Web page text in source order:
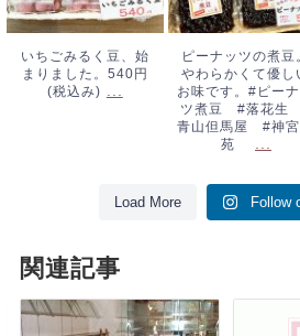
いちごみるく豆、始
まりました。540円
(税込み) ...
豆 #落花生 #
青山但馬屋 #神
宮外苑...
ピーナッツの煮豆
やわらかくて優し
お味です。#ピーナ
ツ煮豆 #落花生
青山但馬屋 #神
苑
...
Load More Follow
関連記事